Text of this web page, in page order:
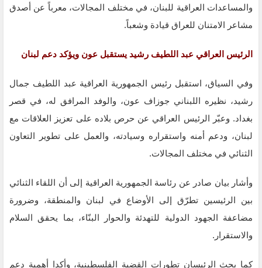
والمساعدات العراقية للبنان، في مختلف المجالات، معرباً عن أصدق
مشاعر الامتنان للعراق قيادة وشعباً.
الرئيس العراقي عبد اللطيف رشيد يستقبل عون ويؤكد دعم لبنان
وفي السياق، استقبل رئيس الجمهورية العراقية عبد اللطيف جمال
رشيد، نظيره اللبناني جوزاف عون، والوفد المرافق له، في قصر
بغداد. وعبّر الرئيس العراقي عن حرص بلاده على تعزيز العلاقات مع
لبنان، ودعم أمنه واستقراره وسيادته، والعمل على تطوير التعاون
الثنائي في مختلف المجالات.
وأشار بيان صادر عن رئاسة الجمهورية العراقية إلى أن اللقاء الثنائي
بين الرئيسين تطرّق إلى الأوضاع في لبنان والمنطقة، وضرورة
مضاعفة الجهود الدولية للتهدئة والحوار البنّاء، بما يحقق السلام
والاستقرار.
كما بحث الرئيسان تطورات القضية الفلسطينية، وأكدا أهمية دعم